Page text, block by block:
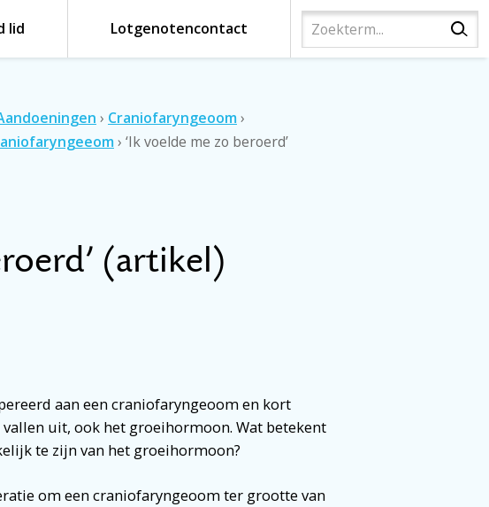
lid Lotgenotencontact
› Craniofaryngeoom›
› ‘Ik voelde me zo beroerd’
(artikel)
aan een craniofaryngeoom en kort
uit, ook het groeihormoon. Wat betekent
te zijn van het groeihormoon?
om een craniofaryngeoom ter grootte van